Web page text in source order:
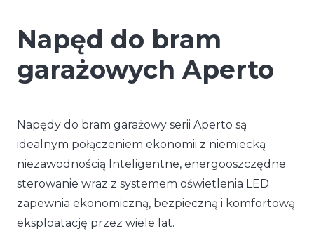
Napęd do bram
garażowych Aperto
Napędy do bram garażowy serii Aperto są
idealnym połączeniem ekonomii z niemiecką
niezawodnością Inteligentne, energooszczędne
sterowanie wraz z systemem oświetlenia LED
zapewnia ekonomiczną, bezpieczną i komfortową
eksploatację przez wiele lat.